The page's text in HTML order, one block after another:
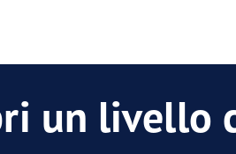
un livello